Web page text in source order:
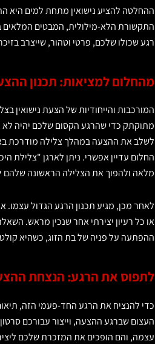
ההחלטה להציע נישואין מתחת למים היא
התקשורת הלא-מילולית, המבטים
רגע שכולו שלכם, פרטי וטהור, שייצרב
מהחלום למציאות: תכנון
המורכבות והייחודיות של הצעת נישואין
מתוקתק כדי שהרגע הקסום שלכם יהיה לא
לשלב את ההצעה במהלך צלילה מודרכת
החלום עדיין אפשרי. ניתן לארגן "צלילת
מלאה ולהפוך את הצלילה הראשונה שלהם
לאחר מכן, מגיע תכנון הרגע הגדול
או כל רעיון יצירתי אחר שנכין מראש.
ההפתעה על פניה של בת הזוג, כשהיא
לתפוס את הרגע: הנצחת
כדי להנציח את הרגע החד-פעמי הזה,
העצום שברגע ההצעה, וייצור עבורכם
עצמה, והם הופכים את המזכרת שלכם